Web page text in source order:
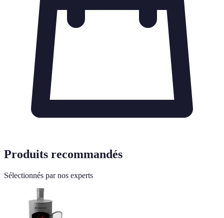
Produits recommandés
Sélectionnés par nos experts